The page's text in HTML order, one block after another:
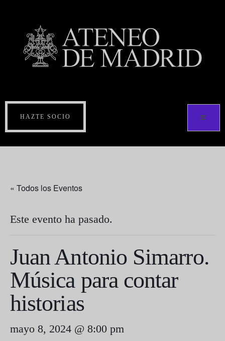
HAZTE SOCIO
« Todos los Eventos
Este evento ha pasado.
Juan Antonio Simarro.
Música para contar
historias
mayo 8, 2024 @ 8:00 pm